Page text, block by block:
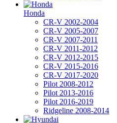
Honda
CR-V 2002-2004
CR-V 2005-2007
CR-V 2007-2011
CR-V 2011-2012
CR-V 2012-2015
CR-V 2015-2016
CR-V 2017-2020
Pilot 2008-2012
Pilot 2013-2016
Pilot 2016-2019
Ridgeline 2008-2014